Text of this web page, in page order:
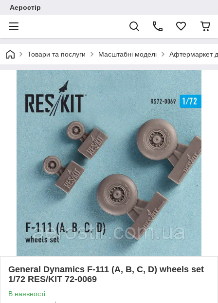
Аеростір
Товари та послуги Масштабні моделі Афтермаркет
General Dynamics F-111 (A, B, C, D) wheels set
1/72 RES/KIT 72-0069
В наявності